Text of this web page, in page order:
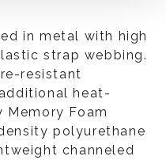
in metal with high
strap webbing.
resistant
heat-
Foam
polyurethane
channeled